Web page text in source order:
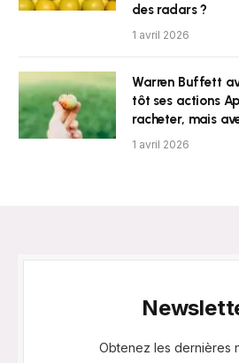
des radars ?
1 avril 2026
Warren Buffett
tôt ses actions
racheter, mais
1 avril 2026
Obtenez les dernières